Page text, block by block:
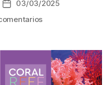
03/03/2025